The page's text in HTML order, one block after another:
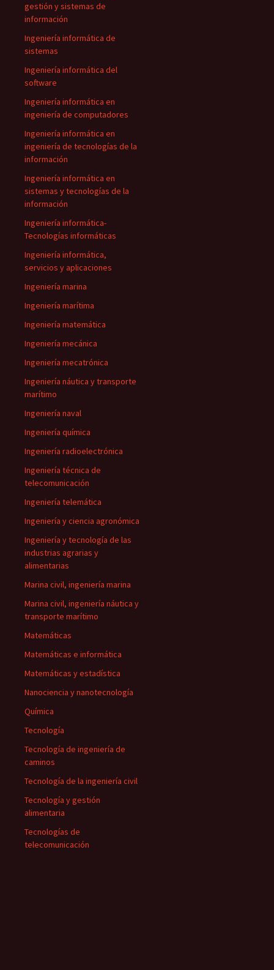
gestión y sistemas de
información
Ingeniería informática de
sistemas
Ingeniería informática del
software
Ingeniería informática en
ingeniería de computadores
Ingeniería informática en
ingeniería de tecnologías de la
información
Ingeniería informática en
sistemas y tecnologías de la
información
Ingeniería informática-
Tecnologías informáticas
Ingeniería informática,
servicios y aplicaciones
Ingeniería marina
Ingeniería marítima
Ingeniería matemática
Ingeniería mecánica
Ingeniería mecatrónica
Ingeniería náutica y transporte
marítimo
Ingeniería naval
Ingeniería química
Ingeniería radioelectrónica
Ingeniería técnica de
telecomunicación
Ingeniería telemática
Ingeniería y ciencia agronómica
Ingeniería y tecnología de las
industrias agrarias y
alimentarias
Marina civil, ingeniería marina
Marina civil, ingeniería náutica y
transporte marítimo
Matemáticas
Matemáticas e informática
Matemáticas y estadística
Nanociencia y nanotecnología
Química
Tecnología
Tecnología de ingeniería de
caminos
Tecnología de la ingeniería civil
Tecnología y gestión
alimentaria
Tecnologías de
telecomunicación